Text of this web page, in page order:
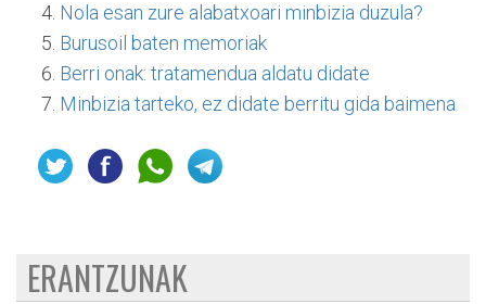
Nola esan zure alabatxoari minbizia duzula?
Burusoil baten memoriak
Berri onak: tratamendua aldatu didate
Minbizia tarteko, ez didate berritu gida baimena
ERANTZUNAK